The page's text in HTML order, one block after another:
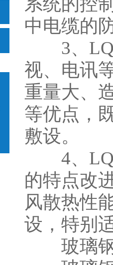
中电缆的
3、LQJ
视、电讯
重量大、
等优点，
敷设。
4、LQJ
的特点改
风散热性
设，特别
玻璃钢